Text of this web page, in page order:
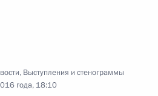
, Выступления и стенограммы
года, 18:10